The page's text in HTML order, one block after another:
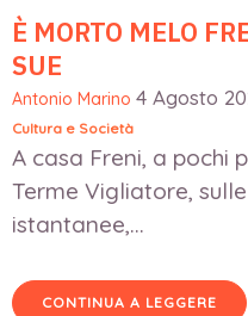
È MORTO MELO
SUE
Antonio Marino 4 Agosto
Cultura e Società
A casa Freni, a pochi
Terme Vigliatore,
istantanee,...
CONTINUA A LEGGERE